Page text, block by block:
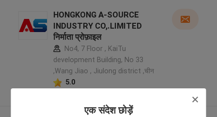
एक संदेश छोड़ें
HONGKONG A-SOURCE
INDUSTRY CO,.LIMITED
निर्माता प्रोफ़ाइल
No4, 7 Floor , KaiTu
development Building, No 33
,Wang Jiao , Jiulong district ,चीन
5.0